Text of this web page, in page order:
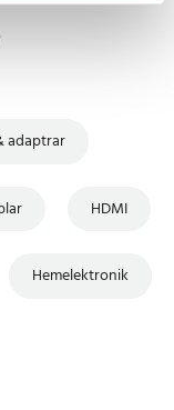
adaptrar
HDMI
Hemelektronik